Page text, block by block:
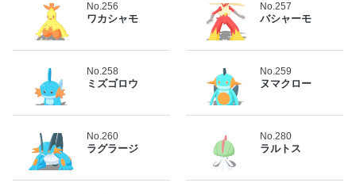
No.256
ワカシャモ
No.257
バシャーモ
No.258
ミズゴロウ
No.259
ヌマクロー
No.260
ラグラージ
No.280
ラルトス